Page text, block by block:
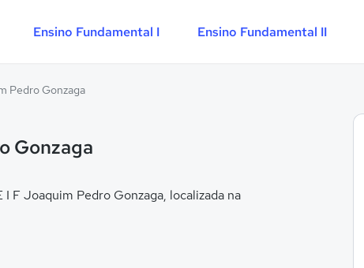
Ensino Fundamental I Ensino Fundamental II
Pedro Gonzaga
Gonzaga
F Joaquim Pedro Gonzaga, localizada na